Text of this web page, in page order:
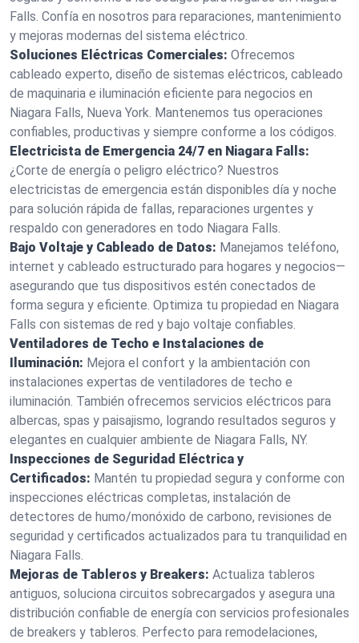
Falls. Confía en nosotros para reparaciones, mantenimiento
y mejoras modernas del sistema eléctrico.
Soluciones Eléctricas Comerciales: Ofrecemos
cableado experto, diseño de sistemas eléctricos, cableado
de maquinaria e iluminación eficiente para negocios en
Niagara Falls, Nueva York. Mantenemos tus operaciones
confiables, productivas y siempre conforme a los códigos.
Electricista de Emergencia 24/7 en Niagara Falls:
¿Corte de energía o peligro eléctrico? Nuestros
electricistas de emergencia están disponibles día y noche
para solución rápida de fallas, reparaciones urgentes y
respaldo con generadores en todo Niagara Falls.
Bajo Voltaje y Cableado de Datos: Manejamos teléfono,
internet y cableado estructurado para hogares y negocios—
asegurando que tus dispositivos estén conectados de
forma segura y eficiente. Optimiza tu propiedad en Niagara
Falls con sistemas de red y bajo voltaje confiables.
Ventiladores de Techo e Instalaciones de
Iluminación: Mejora el confort y la ambientación con
instalaciones expertas de ventiladores de techo e
iluminación. También ofrecemos servicios eléctricos para
albercas, spas y paisajismo, logrando resultados seguros y
elegantes en cualquier ambiente de Niagara Falls, NY.
Inspecciones de Seguridad Eléctrica y
Certificados: Mantén tu propiedad segura y conforme con
inspecciones eléctricas completas, instalación de
detectores de humo/monóxido de carbono, revisiones de
seguridad y certificados actualizados para tu tranquilidad en
Niagara Falls.
Mejoras de Tableros y Breakers: Actualiza tableros
antiguos, soluciona circuitos sobrecargados y asegura una
distribución confiable de energía con servicios profesionales
de breakers y tableros. Perfecto para remodelaciones,